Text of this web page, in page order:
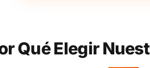
Qué Elegir